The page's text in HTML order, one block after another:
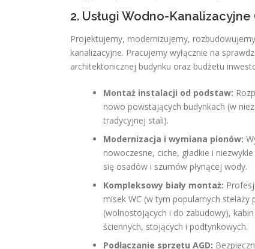
2. Usługi Wodno-
Projektujemy, modernizujemy,
kanalizacyjne. Pracujemy wyłącznie na
architektonicznej budynku oraz budżetu
Montaż instalacji od podstaw:
nowo powstających budynkach (w
tradycyjnej stali).
Modernizacja i wymiana pionów:
nowoczesne, ciche, gładkie i
się osadów i szumów płynącej wody.
Kompleksowy biały montaż:
misek WC (w tym popularnych stelaży
(wolnostojących i do zabudowy),
ściennych, stojących i podtynkowych.
Podłączanie sprzętu AGD: